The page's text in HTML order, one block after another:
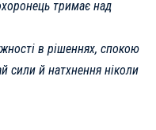
тримає над
в рішеннях, спокою
сили й натхнення ніколи